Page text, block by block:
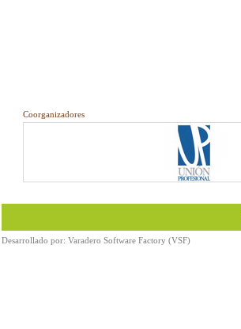
Coorganizadores
Desarrollado por: Varadero Software Factory (VSF)